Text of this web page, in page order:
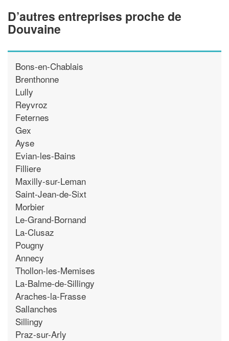
D’autres entreprises proche de
Douvaine
Bons-en-Chablais
Brenthonne
Lully
Reyvroz
Feternes
Gex
Ayse
Evian-les-Bains
Filliere
Maxilly-sur-Leman
Saint-Jean-de-Sixt
Morbier
Le-Grand-Bornand
La-Clusaz
Pougny
Annecy
Thollon-les-Memises
La-Balme-de-Sillingy
Araches-la-Frasse
Sallanches
Sillingy
Praz-sur-Arly